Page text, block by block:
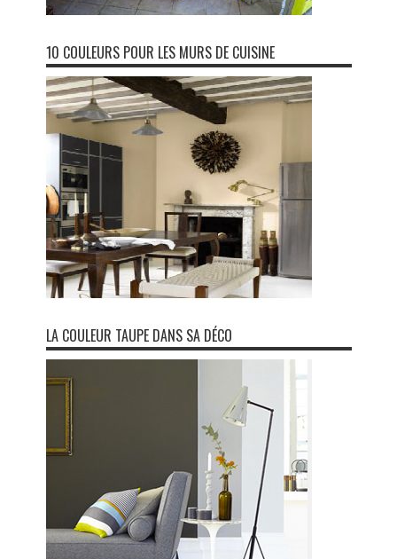
10 COULEURS POUR LES MURS DE CUISINE
LA COULEUR TAUPE DANS SA DÉCO